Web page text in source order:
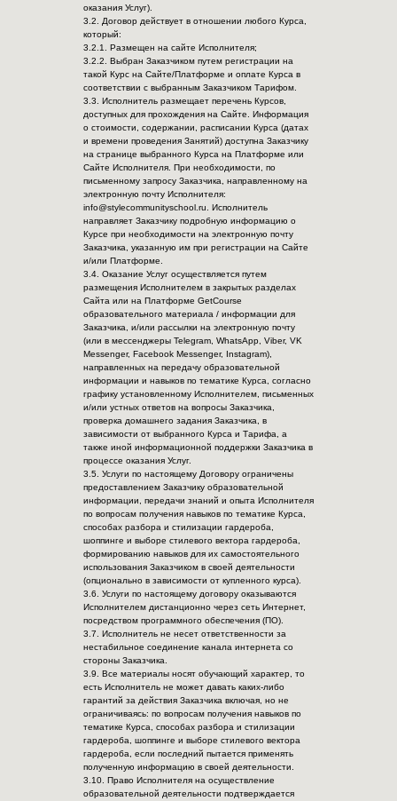
оказания Услуг).
3.2. Договор действует в отношении любого Курса,
который:
3.2.1. Размещен на сайте Исполнителя;
3.2.2. Выбран Заказчиком путем регистрации на
такой Курс на Сайте/Платформе и оплате Курса в
соответствии с выбранным Заказчиком Тарифом.
3.3. Исполнитель размещает перечень Курсов,
доступных для прохождения на Сайте. Информация
о стоимости, содержании, расписании Курса (датах
и времени проведения Занятий) доступна Заказчику
на странице выбранного Курса на Платформе или
Сайте Исполнителя. При необходимости, по
письменному запросу Заказчика, направленному на
электронную почту Исполнителя:
info@stylecommunityschool.ru. Исполнитель
направляет Заказчику подробную информацию о
Курсе при необходимости на электронную почту
Заказчика, указанную им при регистрации на Сайте
и/или Платформе.
3.4. Оказание Услуг осуществляется путем
размещения Исполнителем в закрытых разделах
Сайта или на Платформе GetCourse
образовательного материала / информации для
Заказчика, и/или рассылки на электронную почту
(или в мессенджеры Telegram, WhatsApp, Viber, VK
Messenger, Facebook Messenger, Instagram),
направленных на передачу образовательной
информации и навыков по тематике Курса, согласно
графику установленному Исполнителем, письменных
и/или устных ответов на вопросы Заказчика,
проверка домашнего задания Заказчика, в
зависимости от выбранного Курса и Тарифа, а
также иной информационной поддержки Заказчика в
процессе оказания Услуг.
3.5. Услуги по настоящему Договору ограничены
предоставлением Заказчику образовательной
информации, передачи знаний и опыта Исполнителя
по вопросам получения навыков по тематике Курса,
способах разбора и стилизации гардероба,
шоппинге и выборе стилевого вектора гардероба,
формированию навыков для их самостоятельного
использования Заказчиком в своей деятельности
(опционально в зависимости от купленного курса).
3.6. Услуги по настоящему договору оказываются
Исполнителем дистанционно через сеть Интернет,
посредством программного обеспечения (ПО).
3.7. Исполнитель не несет ответственности за
нестабильное соединение канала интернета со
стороны Заказчика.
3.9. Все материалы носят обучающий характер, то
есть Исполнитель не может давать каких-либо
гарантий за действия Заказчика включая, но не
ограничиваясь: по вопросам получения навыков по
тематике Курса, способах разбора и стилизации
гардероба, шоппинге и выборе стилевого вектора
гардероба, если последний пытается применять
полученную информацию в своей деятельности.
3.10. Право Исполнителя на осуществление
образовательной деятельности подтверждается